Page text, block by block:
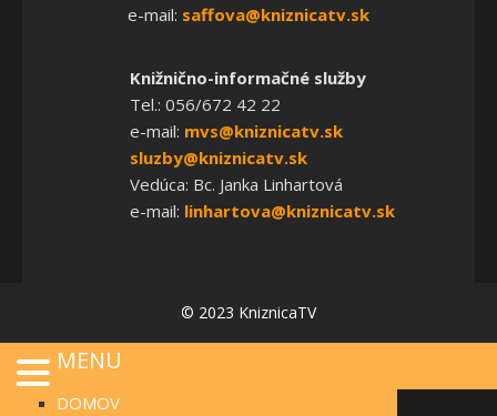
e-mail: saffova@kniznicatv.sk
Knižnično-informačné služby
Tel.: 056/672 42 22
e-mail: mvs@kniznicatv.sk
sluzby@kniznicatv.sk
Vedúca: Bc. Janka Linhartová
e-mail: linhartova@kniznicatv.sk
© 2023 KniznicaTV
MENU
DOMOV